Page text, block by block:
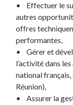
• Effectuer le
autres
offres
performantes,
• Gérer et
l’activité dans
national
Réunion),
• Assurer la